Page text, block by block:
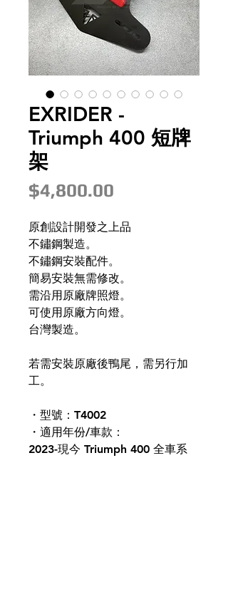
EXRIDER -
Triumph 400 短牌
架
$4,800.00
原創設計開發之上品
不鏽鋼製造。
不鏽鋼安裝配件。
簡易安裝無需修改。
需沿用原廠牌照燈。
可使用原廠方向燈。
台灣製造。
若需安裝原廠後鴨尾，需另行加
工。
・型號：T4002
・適用年份/車款：
2023-現今 Triumph 400 全車系